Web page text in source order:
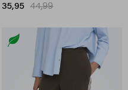
35,95 44,99